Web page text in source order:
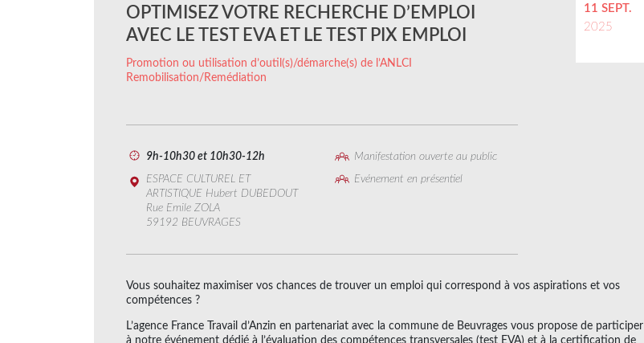
11 SEPT.
2025
OPTIMISEZ VOTRE RECHERCHE D’EMPLOI
AVEC LE TEST EVA ET LE TEST PIX EMPLOI
Promotion ou utilisation d’outil(s)/démarche(s) de l’ANLCI
Remobilisation/Remédiation
9h-10h30 et 10h30-12h
Manifestation ouverte au public
ESPACE CULTUREL ET
ARTISTIQUE Hubert DUBEDOUT
Rue Emile ZOLA
59192 BEUVRAGES
Evénement en présentiel
Vous souhaitez maximiser vos chances de trouver un emploi qui correspond à vos aspirations et vos
compétences ?
L’agence France Travail d’Anzin en partenariat avec la commune de Beuvrages vous propose de participer
à notre événement dédié à l’évaluation des compétences transversales (test EVA) et à la certification de